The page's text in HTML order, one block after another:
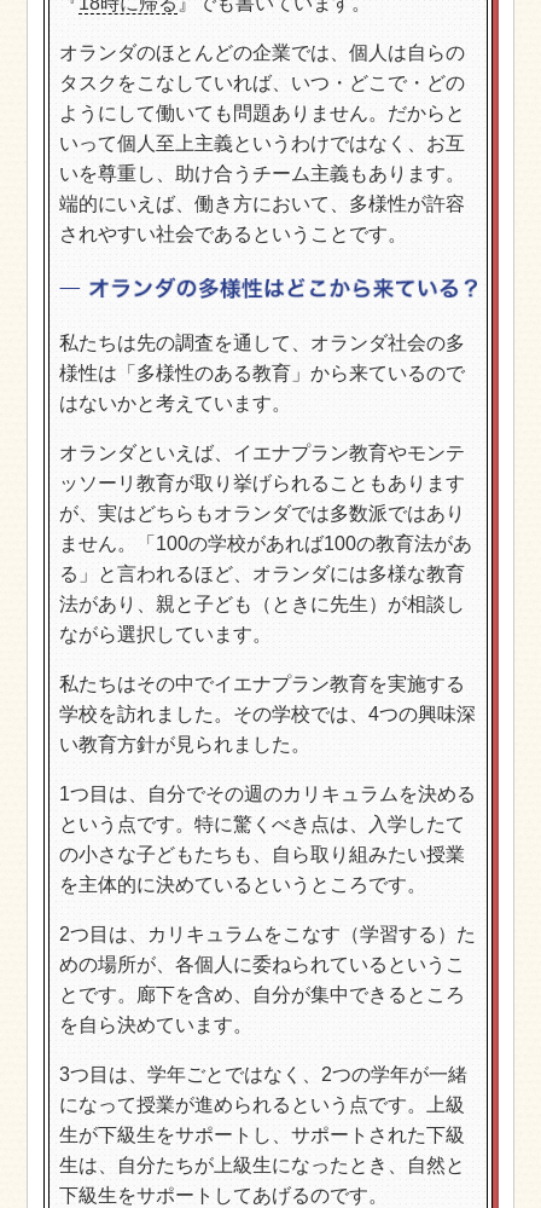
オランダのほとんどの企業では、個人は自らの
タスクをこなしていれば、いつ・どこで・どの
ようにして働いても問題ありません。だからと
いって個人至上主義というわけではなく、お互
いを尊重し、助け合うチーム主義もあります。
端的にいえば、働き方において、多様性が許容
されやすい社会であるということです。
私たちは先の調査を通して、オランダ社会の多
様性は「多様性のある教育」から来ているので
はないかと考えています。
オランダといえば、イエナプラン教育やモンテ
ッソーリ教育が取り挙げられることもあります
が、実はどちらもオランダでは多数派ではあり
ません。「100の学校があれば100の教育法があ
る」と言われるほど、オランダには多様な教育
法があり、親と子ども（ときに先生）が相談し
ながら選択しています。
私たちはその中でイエナプラン教育を実施する
学校を訪れました。その学校では、4つの興味深
い教育方針が見られました。
1つ目は、自分でその週のカリキュラムを決める
という点です。特に驚くべき点は、入学したて
の小さな子どもたちも、自ら取り組みたい授業
を主体的に決めているというところです。
2つ目は、カリキュラムをこなす（学習する）た
めの場所が、各個人に委ねられているというこ
とです。廊下を含め、自分が集中できるところ
を自ら決めています。
3つ目は、学年ごとではなく、2つの学年が一緒
になって授業が進められるという点です。上級
生が下級生をサポートし、サポートされた下級
生は、自分たちが上級生になったとき、自然と
下級生をサポートしてあげるのです。